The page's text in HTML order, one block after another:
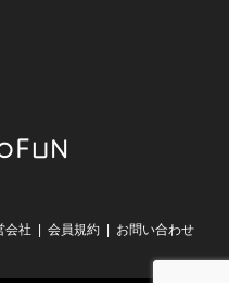
会社 会員規約 お問い合わせ